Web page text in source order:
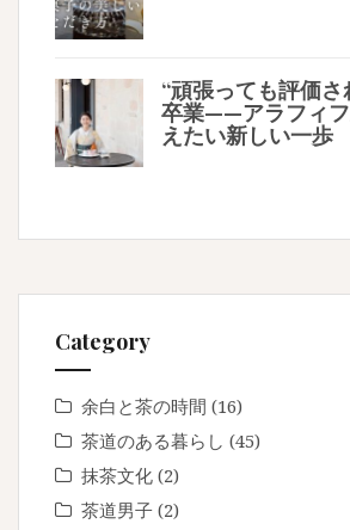
“頑張っても評価さ
卒業——アラフィ
えたい新しい一歩
Category
余白と茶の時間 (16)
茶道のある暮らし (45)
抹茶文化 (2)
茶道男子 (2)